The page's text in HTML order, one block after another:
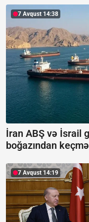
7 Avqust 14:38
İran ABŞ və İsrail
boğazından
7 Avqust 14:19